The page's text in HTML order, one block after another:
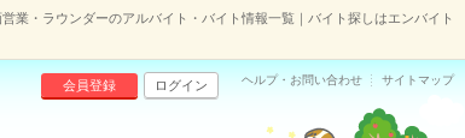
業・ラウンダーのアルバイト・バイト情報一覧｜バイト探しはエンバイト
会員登録 ログイン ヘルプ・お問い合わせ サイトマップ